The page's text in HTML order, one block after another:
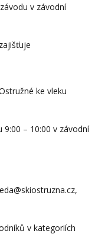
v závodní
ke vleku
10:00 v závodní
kategoriích